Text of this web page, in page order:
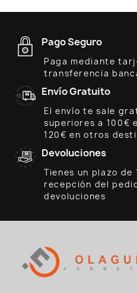
Pago Seguro
Paga mediante
transferencia
Envío Gratuito
El envío te sale
superiores a 100€
120€ en otros
Devoluciones
Tienes un plazo de
recepción del
devoluciones